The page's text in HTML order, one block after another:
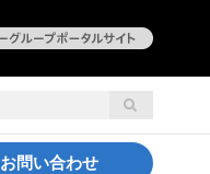
お問い合わせ